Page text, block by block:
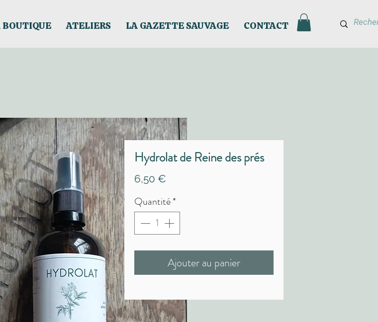
BOUTIQUE ATELIERS LA GAZETTE SAUVAGE CONTACT
Hydrolat de Reine des prés
6,50 €
Quantité*
Ajouter au panier